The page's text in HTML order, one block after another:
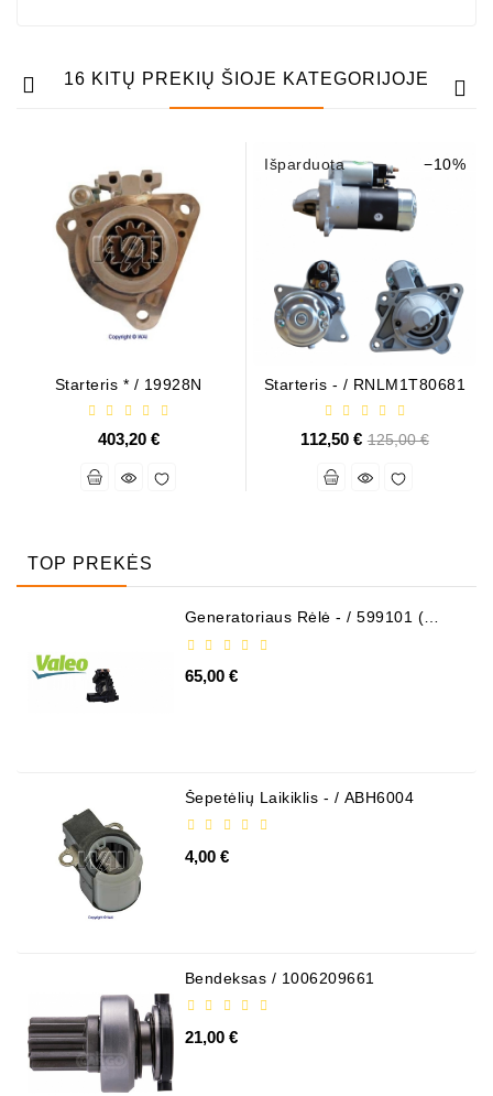
16 KITŲ PREKIŲ ŠIOJE KATEGORIJOJE
Starteris * / 19928N
403,20 €
−10%
Išparduota
Starteris - / RNLM1T80681
112,50 € Bazinė
125,00 €
TOP PREKĖS
Generatoriaus Rėlė - / 599101 (
65,00 €
Šepetėlių Laikiklis - / ABH6004
4,00 €
Bendeksas / 1006209661
21,00 €